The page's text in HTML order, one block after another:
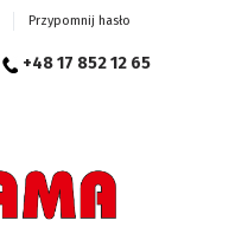
Przypomnij hasło
+48 17 852 12 65